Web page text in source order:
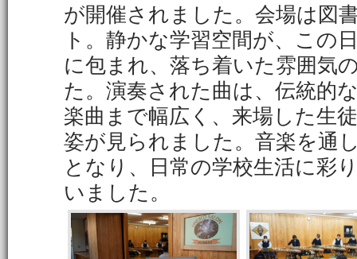
が開催されました。会場は図
ト。静かな学習空間が、この
に包まれ、落ち着いた雰囲気
た。演奏された曲は、伝統的
楽曲まで幅広く、来場した生
姿が見られました。音楽を通
となり、日常の学校生活に彩
いました。